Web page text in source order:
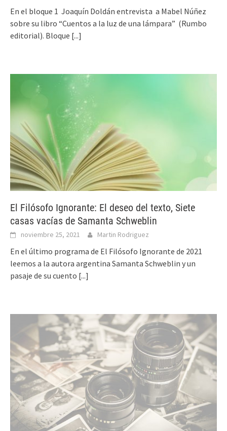
En el bloque 1 Joaquín Doldán entrevista a Mabel Núñez
sobre su libro “Cuentos a la luz de una lámpara” (Rumbo
editorial). Bloque [...]
El Filósofo Ignorante: El deseo del texto, Siete
casas vacías de Samanta Schweblin
noviembre 25, 2021 Martin Rodriguez
En el último programa de El Filósofo Ignorante de 2021
leemos a la autora argentina Samanta Schweblin y un
pasaje de su cuento [...]